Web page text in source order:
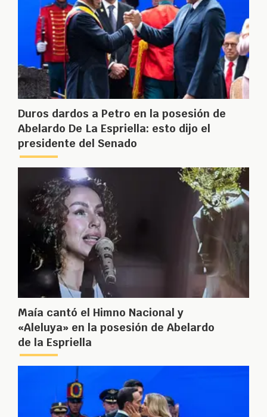
Duros dardos a Petro en la posesión de
Abelardo De La Espriella: esto dijo el
presidente del Senado
Maía cantó el Himno Nacional y
«Aleluya» en la posesión de Abelardo
de la Espriella